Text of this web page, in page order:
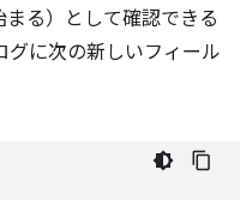
る）として確認できる
グに次の新しいフィール